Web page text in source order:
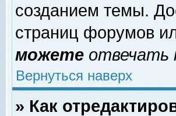
созданием темы.
страниц форумов
можете отвечать
Вернуться наверх
» Как